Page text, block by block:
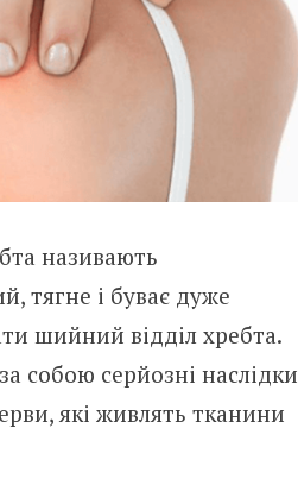
називають
тягне і буває дуже
шийний відділ хребта.
собою серйозні наслідки
які живлять тканини